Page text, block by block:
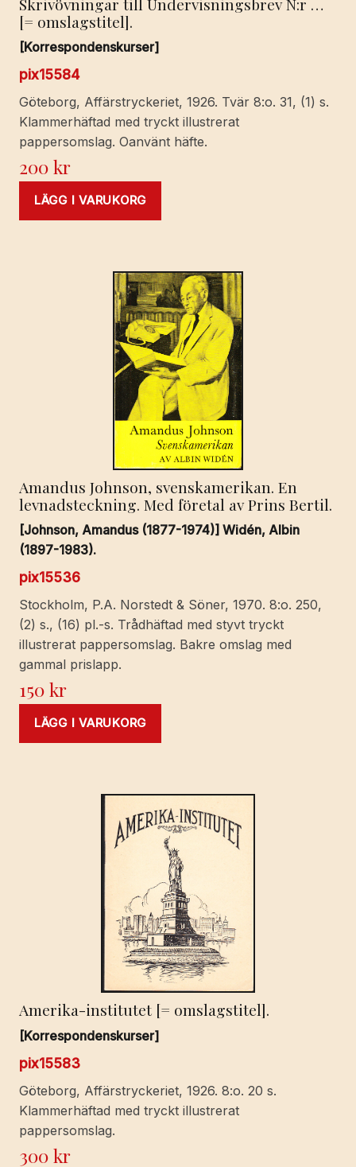
[= omslagstitel].
[Korrespondenskurser]
pix15584
Göteborg, Affärstryckeriet, 1926. Tvär 8:o. 31, (1) s.
Klammerhäftad med tryckt illustrerat
pappersomslag. Oanvänt häfte.
200kr
LÄGG I VARUKORG
Amandus Johnson, svenskamerikan. En
levnadsteckning. Med företal av Prins Bertil.
[Johnson, Amandus (1877-1974)] Widén, Albin
(1897-1983).
pix15536
Stockholm, P.A. Norstedt & Söner, 1970. 8:o. 250,
(2) s., (16) pl.-s. Trådhäftad med styvt tryckt
illustrerat pappersomslag. Bakre omslag med
gammal prislapp.
150kr
LÄGG I VARUKORG
Amerika-institutet [= omslagstitel].
[Korrespondenskurser]
pix15583
Göteborg, Affärstryckeriet, 1926. 8:o. 20 s.
Klammerhäftad med tryckt illustrerat
pappersomslag.
300kr